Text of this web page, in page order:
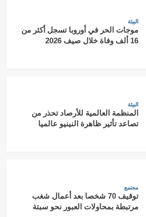
البيئة
موجات الحر في أوروبا تسجل أكثر من
16 ألف وفاة خلال صيف 2026
البيئة
المنظمة العالمية للأرصاد تحذر من
تصاعد تأثير ظاهرة النينيو عالميا
مجتمع
توقيف 70 شخصا بعد أعمال شغب
مرتبطة بمحاولات العبور نحو سبتة